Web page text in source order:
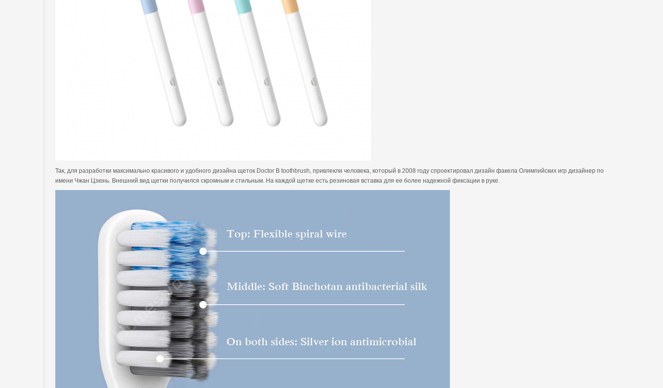
Так, для разработки максимально красивого и удобного дизайна щеток Doctor B toothbrush, привлекли человека, который в 2008 году спроектировал дизайн факела Олимпийских игр дизайнер по
имени Чжан Цзюнь. Внешний вид щетки получился скромным и стильным. На каждой щетке есть резиновая вставка для ее более надежной фиксации в руке.